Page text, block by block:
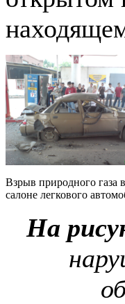
Взрыв природного газа в
салоне легкового
На